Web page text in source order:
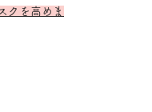
クを高めま